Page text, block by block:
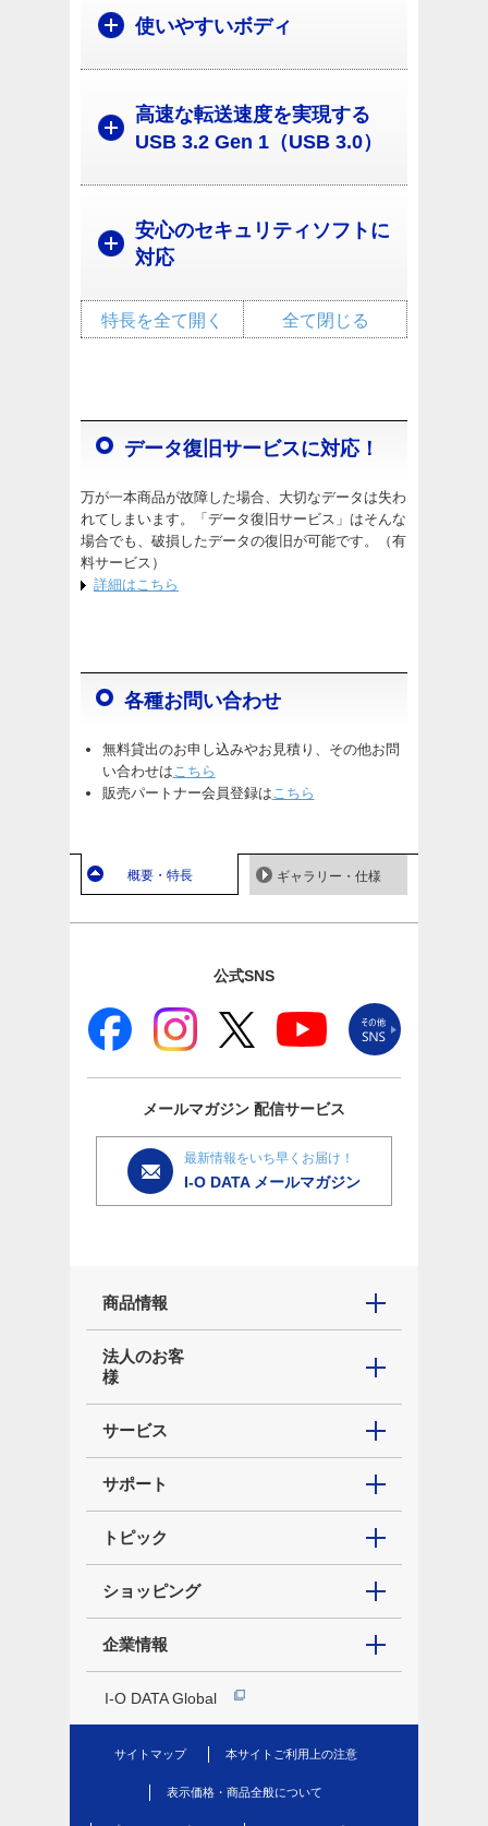
使いやすいボディ
高速な転送速度を実現する
USB 3.2 Gen 1（USB 3.0）
安心のセキュリティソフトに
対応
全て閉じる
特長を全て開く
データ復旧サービスに対応！
万が一本商品が故障した場合、大切なデータは失わ
れてしまいます。「データ復旧サービス」はそんな
場合でも、破損したデータの復旧が可能です。（有
料サービス）
詳細はこちら
各種お問い合わせ
無料貸出のお申し込みやお見積り、その他お問
い合わせはこちら
販売パートナー会員登録はこちら
概要・特長 ギャラリー・仕様
公式SNS
メールマガジン 配信サービス
最新情報をいち早くお届け！
I-O DATA メールマガジン
商品情報
法人のお客
様
サービス
サポート
トピック
ショッピング
企業情報
I-O DATA Global
サイトマップ 本サイトご利用上の注意
表示価格・商品全般について